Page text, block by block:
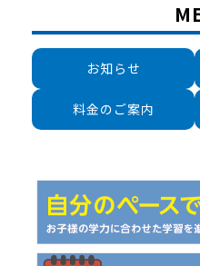
お知らせ
料金のご案内